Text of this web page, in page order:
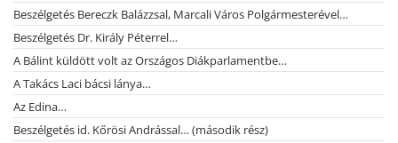
Beszélgetés Bereczk Balázzsal, Marcali Város Polgármesterével…
Beszélgetés Dr. Király Péterrel…
A Bálint küldött volt az Országos Diákparlamentbe…
A Takács Laci bácsi lánya…
Az Edina…
Beszélgetés id. Kőrösi Andrással… (második rész)